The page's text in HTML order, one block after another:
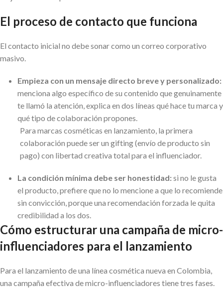
El proceso de contacto que funciona
El contacto inicial no debe sonar como un correo corporativo
masivo.
Empieza con un mensaje directo breve y personalizado:
menciona algo específico de su contenido que genuinamente
te llamó la atención, explica en dos líneas qué hace tu marca y
qué tipo de colaboración propones.
Para marcas cosméticas en lanzamiento, la primera
colaboración puede ser un gifting (envío de producto sin
pago) con libertad creativa total para el influenciador.
La condición mínima debe ser honestidad:si no le gusta
el producto, prefiere que no lo mencione a que lo recomiende
sin convicción, porque una recomendación forzada le quita
credibilidad a los dos.
Cómo estructurar una campaña de micro-
influenciadores para el lanzamiento
Para el lanzamiento de una línea cosmética nueva en Colombia,
una campaña efectiva de micro-influenciadores tiene tres fases.